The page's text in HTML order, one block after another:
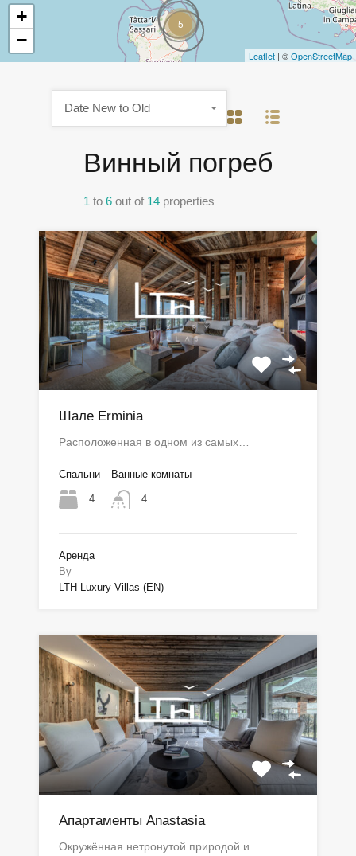
5
+
−
Leaflet | ©OpenStreetMap
Винный погреб
1 to 6 out of 14 properties
Date New to Old
Шале Erminia
Расположенная в одном из самых…
Спальни
4
Ванные комнаты
4
Аренда
By
LTH Luxury Villas (EN)
Апартаменты Anastasia
Окружённая нетронутой природой и